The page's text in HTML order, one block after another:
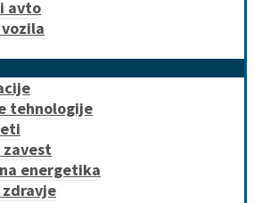
avto
tehnologije
zavest
energetika